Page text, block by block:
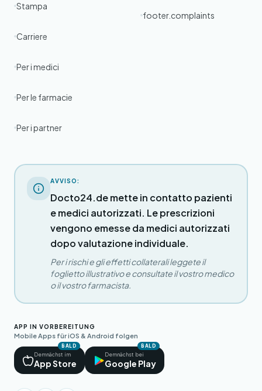
Stampa
Carriere
Per i medici
Per le farmacie
Per i partner
footer.complaints
AVVISO:
Docto24.de mette in contatto pazienti
e medici autorizzati. Le prescrizioni
vengono emesse da medici autorizzati
dopo valutazione individuale.
Per i rischi e gli effetti collaterali leggete il
foglietto illustrativo e consultate il vostro medico
o il vostro farmacista.
APP IN VORBEREITUNG
Mobile Apps für iOS & Android folgen
BALD
Demnächst im
App Store
BALD
Demnächst bei
Google Play